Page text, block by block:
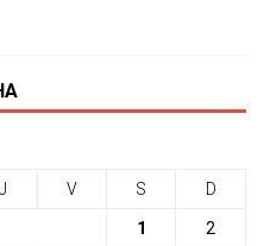
J V S D
1 2